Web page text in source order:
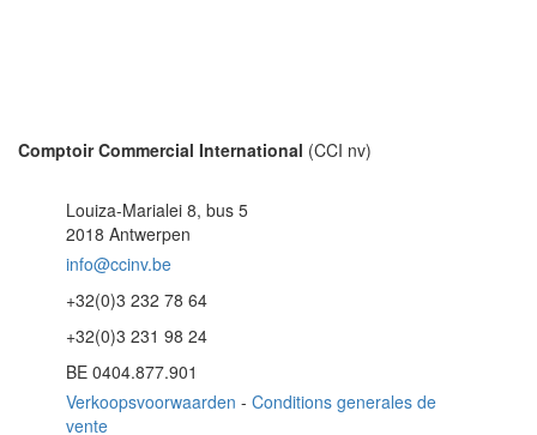
Comptoir Commercial International (CCI nv)
Louiza-Marialei 8, bus 5
2018 Antwerpen
info@ccinv.be
+32(0)3 232 78 64
+32(0)3 231 98 24
BE 0404.877.901
Verkoopsvoorwaarden - Conditions generales de
vente